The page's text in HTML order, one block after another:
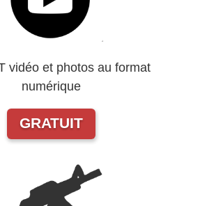
vidéo et photos au format
numérique
GRATUIT